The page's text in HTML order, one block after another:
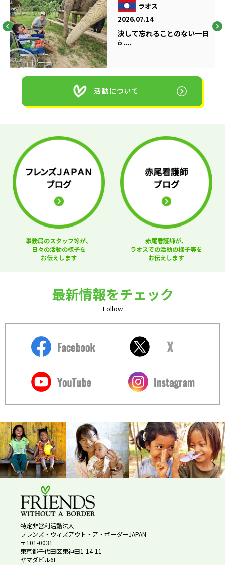
ラオス
2026.07.14
決して忘れることのない一日
ὁ ....
事務局のスタッフ等が、
日々の活動の様子を
お伝えします
赤尾看護師が、
ラオスでの活動の様子等を
お伝えします
最新情報をチェック
Follow
特定非営利活動法人
フレンズ・ウィズアウト・ア・ボーダーJAPAN
〒101-0031
東京都千代田区東神田1-14-11
ヤマダビル6F